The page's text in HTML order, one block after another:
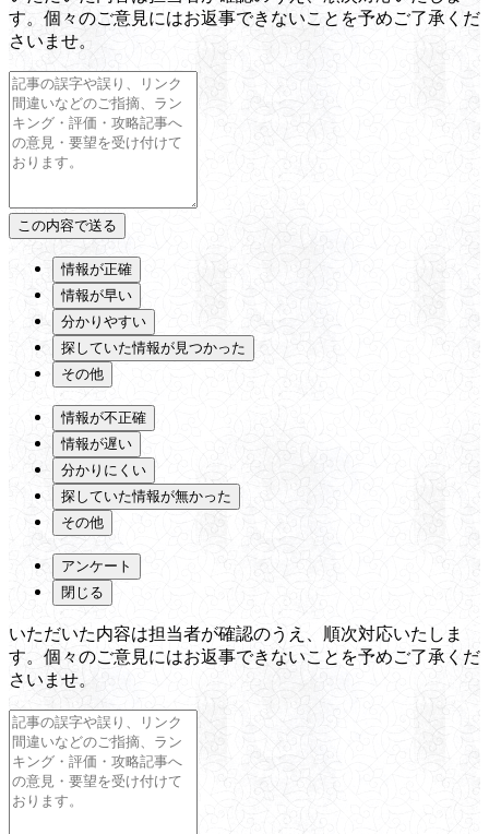
す。個々のご意見にはお返事できないことを予めご了承くだ
さいませ。
情報が正確
情報が早い
分かりやすい
探していた情報が見つかった
その他
情報が不正確
情報が遅い
分かりにくい
探していた情報が無かった
その他
アンケート
閉じる
いただいた内容は担当者が確認のうえ、順次対応いたしま
す。個々のご意見にはお返事できないことを予めご了承くだ
さいませ。